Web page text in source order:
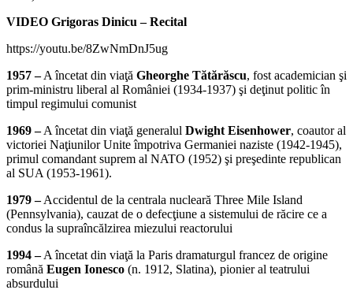
VIDEO Grigoras Dinicu – Recital
https://youtu.be/8ZwNmDnJ5ug
1957 –A încetat din viaţă Gheorghe Tătărăscu, fost academician şi
prim-ministru liberal al României (1934-1937) şi deţinut politic în
timpul regimului comunist
1969 –A încetat din viaţă generalul Dwight Eisenhower, coautor al
victoriei Naţiunilor Unite împotriva Germaniei naziste (1942-1945),
primul comandant suprem al NATO (1952) şi preşedinte republican
al SUA (1953-1961).
1979 –Accidentul de la centrala nucleară Three Mile Island
(Pennsylvania), cauzat de o defecţiune a sistemului de răcire ce a
condus la supraîncălzirea miezului reactorului
1994 –A încetat din viaţă la Paris dramaturgul francez de origine
română Eugen Ionesco (n. 1912, Slatina), pionier al teatrului
absurdului